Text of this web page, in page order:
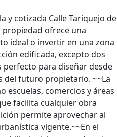
y cotizada Calle Tariquejo de
propiedad ofrece una
ideal o invertir en una zona
edificada, excepto dos
perfecto para diseñar desde
del futuro propietario. ~~La
escuelas, comercios y áreas
facilita cualquier obra
permite aprovechar al
vigente.~~En el